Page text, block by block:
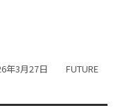
年3月27日 FUTURE